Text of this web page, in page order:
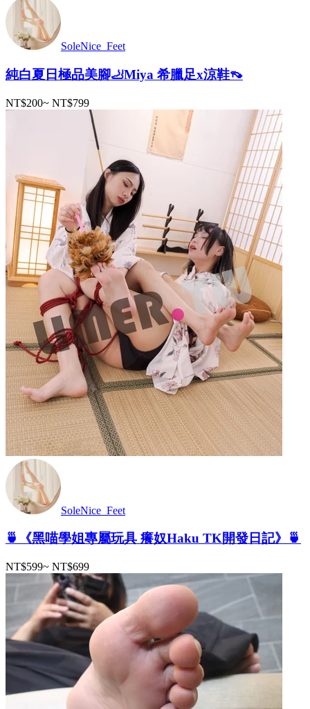
SoleNice_Feet
純白夏日極品美腳🦶Miya 希臘足x涼鞋👡
NT$200~ NT$799
SoleNice_Feet
🍵《黑喵學姐專屬玩具 癢奴Haku TK開發日記》🍵
NT$599~ NT$699